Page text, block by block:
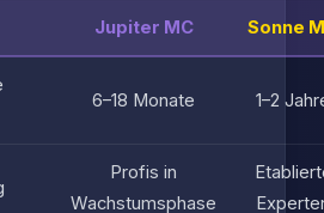
Jupiter MC Sonne
6–18 Monate 1–2
Profis in
Wachstumsphase